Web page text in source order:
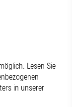
Lesen Sie
in unserer